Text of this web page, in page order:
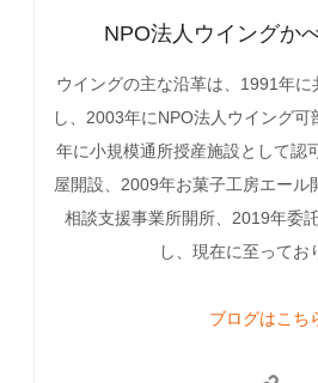
NPO法人ウイングか
ウイングの主な沿革は、1991年
し、2003年にNPO法人ウイング
年に小規模通所授産施設として認
屋開設、2009年お菓子工房エール
相談支援事業所開所、2019年委
し、現在に至ってお
ブログはこち